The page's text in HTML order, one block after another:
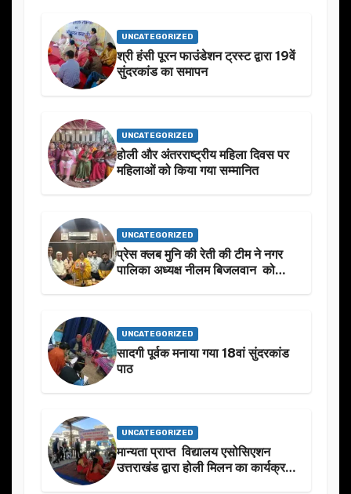
UNCATEGORIZED
श्री हंसी पूरन फाउंडेशन ट्रस्ट द्वारा 19वें
सुंदरकांड का समापन
UNCATEGORIZED
होली और अंतरराष्ट्रीय महिला दिवस पर
महिलाओं को किया गया सम्मानित
UNCATEGORIZED
प्रेस क्लब मुनि की रेती की टीम ने नगर
पालिका अध्यक्ष नीलम बिजलवान को
UNCATEGORIZED
सादगी पूर्वक मनाया गया 18वां सुंदरकांड
पाठ
UNCATEGORIZED
मान्यता प्राप्त विद्यालय एसोसिएशन
उत्तराखंड द्वारा होली मिलन का कार्यक्रम